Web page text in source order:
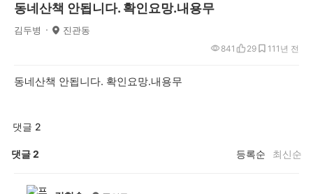
동네산책 안됩니다. 확인요망.내용무
김두병 진관동
1년 전
841 29 11
동네산책 안됩니다. 확인요망.내용무
댓글 2
댓글2 등록순 최신순